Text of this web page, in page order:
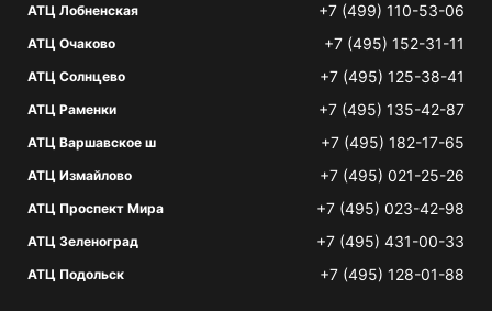
АТЦ Лобненская +7 (499) 110-53-06
АТЦ Очаково +7 (495) 152-31-11
АТЦ Солнцево +7 (495) 125-38-41
АТЦ Раменки +7 (495) 135-42-87
АТЦ Варшавское ш +7 (495) 182-17-65
АТЦ Измайлово +7 (495) 021-25-26
АТЦ Проспект Мира +7 (495) 023-42-98
АТЦ Зеленоград +7 (495) 431-00-33
АТЦ Подольск +7 (495) 128-01-88